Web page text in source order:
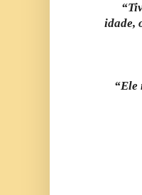
idade,
“Ele